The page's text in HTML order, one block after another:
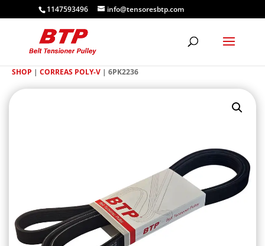
1147593496 info@tensoresbtp.com
SHOP | CORREAS POLY-V | 6PK2236